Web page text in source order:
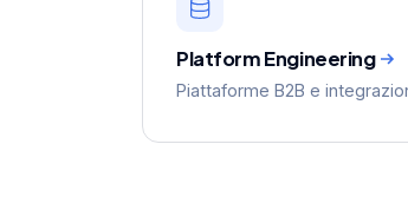
Platform Engineering
Piattaforme B2B e